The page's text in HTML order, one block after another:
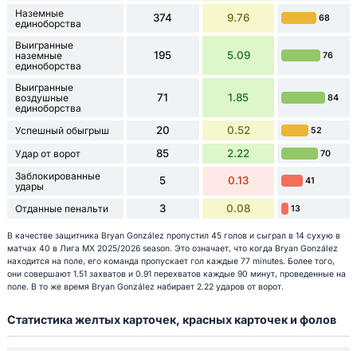
Наземные
единоборства
374 9.76 68
Выигранные
наземные
единоборства
195 5.09 76
Выигранные
воздушные
единоборства
71 1.85 84
Успешный обыгрыш 20 0.52 52
Удар от ворот 85 2.22 70
Заблокированные
удары
5 0.13 41
Отданные пенальти 3 0.08 13
В качестве защитника Bryan González пропустил 45 голов и сыграл в 14 сухую в
матчах 40 в Лига МХ 2025/2026 season. Это означает, что когда Bryan González
находится на поле, его команда пропускает гол каждые 77 minutes. Более того,
они совершают 1.51 захватов и 0.91 перехватов каждые 90 минут, проведенные на
поле. В то же время Bryan González набирает 2.22 ударов от ворот.
Статистика желтых карточек, красных карточек и фолов